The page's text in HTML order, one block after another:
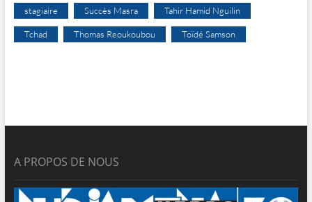
stagiaire Succès Masra Tahir Hamid Nguilin
Tchad Thomas Reoukoubou Toïdé Samson
A PROPOS DE NOUS